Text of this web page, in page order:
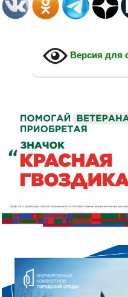
Версия для